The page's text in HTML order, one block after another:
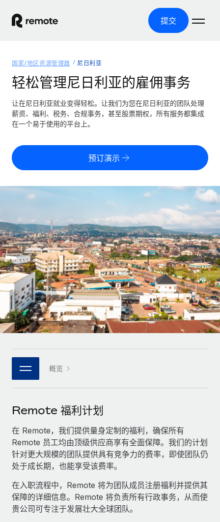
提交
产品
全球招聘
全球薪资管理
轻松运行合规薪资
零实体成本实现全球扩张
全球合同工入职与管理
PEO
外包复杂雇佣任务
基础设施
Remote Embedded
将人力资源无缝融入工作流程
团队的内置核心人力资源功能
连接 新的
使用我们的 MCP 将任何人工智能工具与 Remote 平台相连
借助核心业务工具简化流程
服务
咨询专家
背景调查
简化候选人筛选流程
覆盖全球
美国各州浏览器
成长阶段
初创企业
为成长型企业量身打造的全球敏捷型人力资源与薪资解决方案
中型市场
通过定制化人力资源解决方案扩展团队
企业
与我们携手合作
战略技术合作伙伴
与我们共探合作机遇
Remote Build 即将推出
集成与人工智能自动化咨询
案例研究
资源
工具与计算器
误分类风险计算工具
合同工薪酬结算计算器
探索全球合同工的结算货币选项与结算速度
通过 REMOTE 学习
研究与指引
案例研究
人力资源术语表
核对表和模板
职位描述库
网络研讨会
活动
新闻室
薪金与人才洞察
洞察中心
获得支持
查看全部资源
定价
中文（简体）
Nederlands
Français
Deutsch
Español
Italiano
Português (Portugal)
日本語
한국어
中文（简体）
登录
国家/地区资源管理器 尼日利亚
轻松管理尼日利亚的雇佣事务
让在尼日利亚就业变得轻松。让我们为您在尼日利亚的团队处理
薪资、福利、税务、合规事务，甚至股票期权，所有服务都集成
在一个易于使用的平台上。
预订演示
概览
Remote 福利计划
在 Remote，我们提供量身定制的福利，确保所有
Remote 员工均由顶级供应商享有全面保障。我们的计划
针对更大规模的团队提供具有竞争力的费率，即使团队仍
处于成长期，也能享受该费率。
在入职流程中，Remote 将为团队成员注册福利并提供其
保障的详细信息。Remote 将负责所有行政事务，从而使
贵公司可专注于发展壮大全球团队。